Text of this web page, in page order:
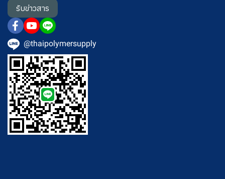
รับข่าวสาร
@thaipolymersupply